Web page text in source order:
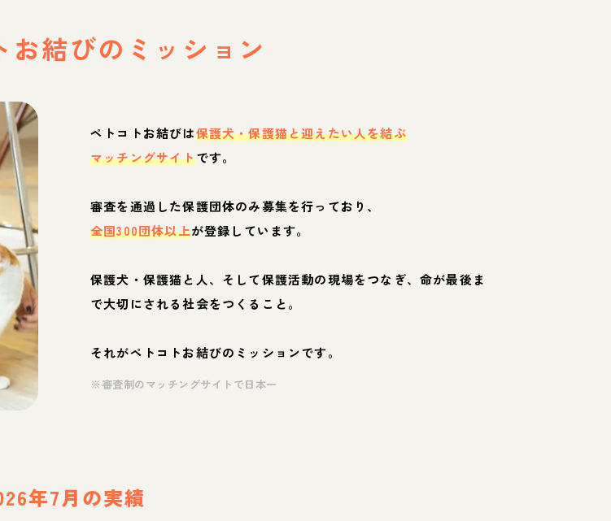
お結びの ミッション
ペトコトお結びは保護犬・保護猫と迎えたい人を結ぶ
マッチングサイトです。
審査を通過した保護団体のみ募集を行っており、
全国300団体以上が登録しています。
保護犬・保護猫と人、そして保護活動の現場をつなぎ、命が最後ま
で大切にされる社会をつくること。
それがペトコトお結びのミッションです。
※審査制のマッチングサイトで日本一
年7月の実績